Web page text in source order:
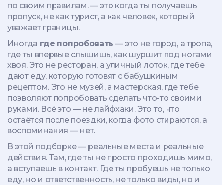
по своим правилам.— это когда ты получаешь
пропуск, не как турист, а как человек, который
уважает границы.
Иногда где попробовать — это не город, а тропа,
где ты впервые слышишь, как шуршит под ногами
хвоя. Это не ресторан, а уличный лоток, где тебе
дают еду, которую готовят с бабушкиным
рецептом. Это не музей, а мастерская, где тебе
позволяют попробовать сделать что-то своими
руками. Всё это — не лайфхаки. Это то, что
остаётся после поездки, когда фото стираются, а
воспоминания — нет.
В этой подборке — реальные места и реальные
действия. Там, где ты не просто проходишь мимо,
а вступаешь в контакт. Где ты пробуешь не только
еду, но и ответственность, не только виды, но и